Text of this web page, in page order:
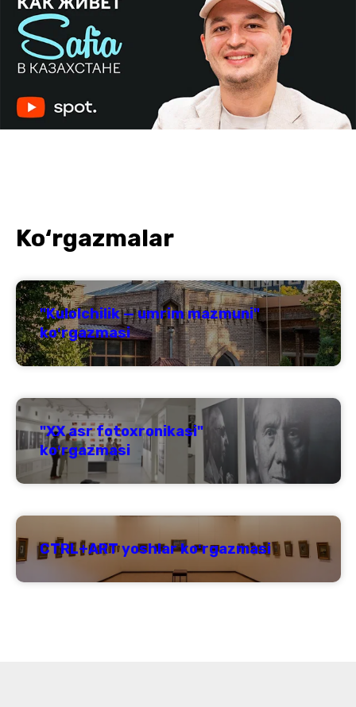
Ko‘rgazmalar
"Kulolchilik — umrim mazmuni"
koʻrgazmasi
"XX asr fotoxronikasi"
koʻrgazmasi
CTRL+ART yoshlar koʻrgazmasi